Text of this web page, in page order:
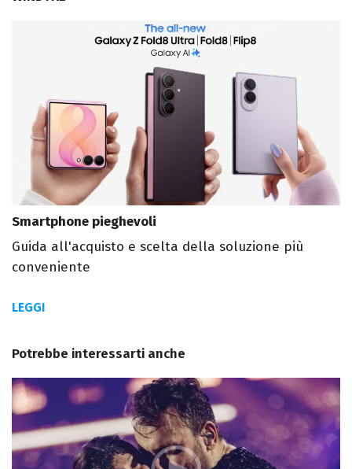
Smartphone pieghevoli
Guida all'acquisto e scelta della soluzione più
conveniente
LEGGI
Potrebbe interessarti anche